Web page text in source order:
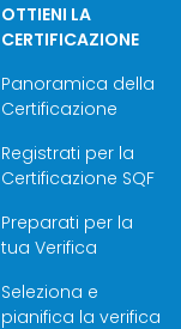
OTTIENI LA
CERTIFICAZIONE
Panoramica della
Certificazione
Registrati per la
Certificazione SQF
Preparati per la
tua Verifica
Seleziona e
pianifica la verifica